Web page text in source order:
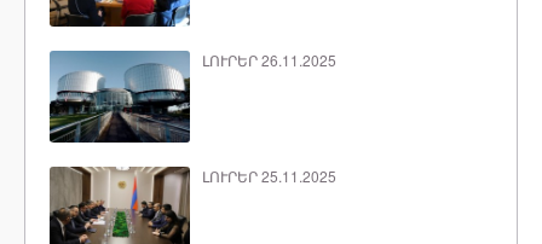
ԼՈՒՐԵՐ 26.11.2025
ԼՈՒՐԵՐ 25.11.2025